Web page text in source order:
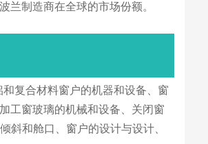
兰制造商在全球的市场份额。
复合材料窗户的机器和设备、窗
工窗玻璃的机械和设备、关闭窗
斜和舱口、窗户的设计与设计、